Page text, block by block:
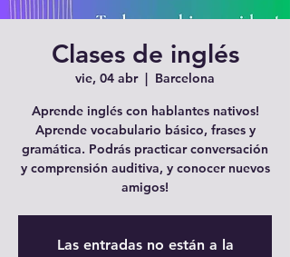
Clases de inglés
vie, 04 abr
  |
Barcelona
Aprende inglés con hablantes nativos!
Aprende vocabulario básico, frases y
gramática. Podrás practicar conversación
y comprensión auditiva, y conocer nuevos
amigos!
Las entradas no están a la